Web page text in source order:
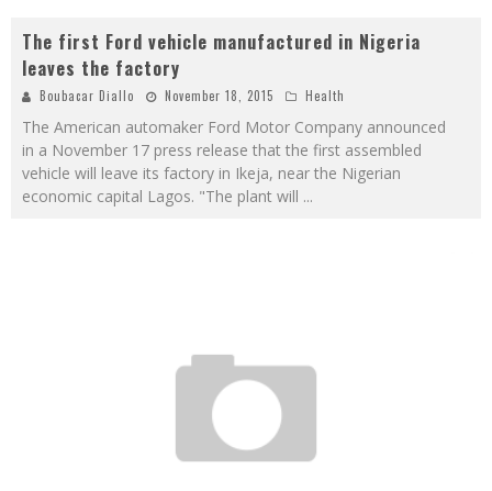
The first Ford vehicle manufactured in Nigeria
leaves the factory
Boubacar Diallo November 18, 2015 Health
The American automaker Ford Motor Company announced
in a November 17 press release that the first assembled
vehicle will leave its factory in Ikeja, near the Nigerian
economic capital Lagos. "The plant will ...